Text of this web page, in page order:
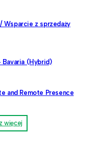
Wsparcie z sprzedaży
Bavaria (Hybrid)
and Remote Presence
więcej